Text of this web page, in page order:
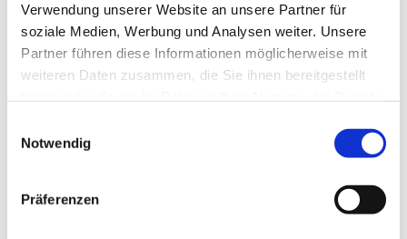
Verwendung unserer Website an unsere Partner für
soziale Medien, Werbung und Analysen weiter. Unsere
Partner führen diese Informationen möglicherweise mit
weiteren Daten zusammen, die Sie ihnen bereitgestellt
Notwendig
Präferenzen